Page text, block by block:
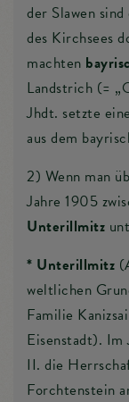
der Slawen
des Kirchsees
machten
Landstrich (=
Jhdt. setzte
aus dem
2) Wenn man
Jahre 1905
Unterillmitz
* Unterillmitz
weltlichen
Familie
Eisenstadt). Im
II. die
Forchtenstein